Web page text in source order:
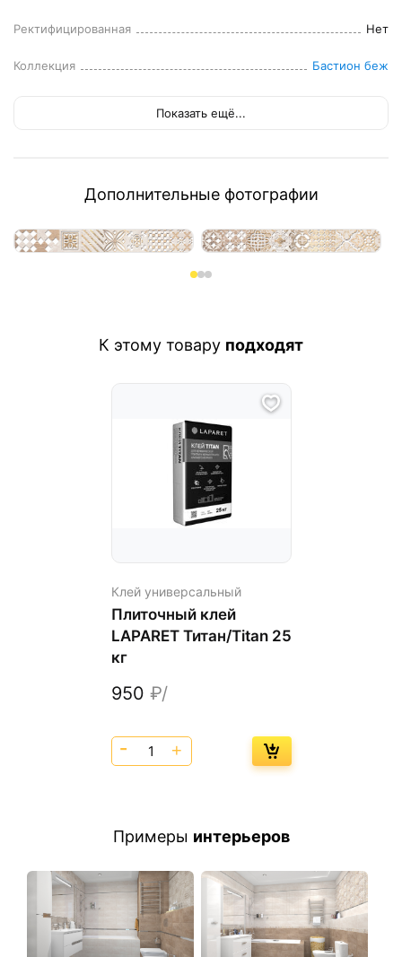
Ректифицированная Нет
Коллекция Бастион беж
Показать ещё...
Дополнительные фотографии
Примеры интерьеров
К этому товару подходят
Клей универсальный
Плиточный клей
LAPARET Титан/Titan 25
кг
950 ₽/